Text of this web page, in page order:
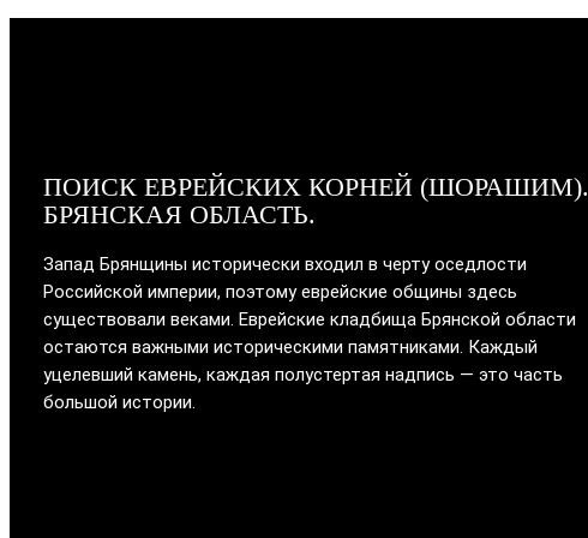
ПОИСК ЕВРЕЙСКИХ КОРНЕЙ (ШОРАШИМ).
БРЯНСКАЯ ОБЛАСТЬ.
Запад Брянщины исторически входил в черту оседлости
Российской империи, поэтому еврейские общины здесь
существовали веками. Еврейские кладбища Брянской области
остаются важными историческими памятниками. Каждый
уцелевший камень, каждая полустертая надпись — это часть
большой истории.